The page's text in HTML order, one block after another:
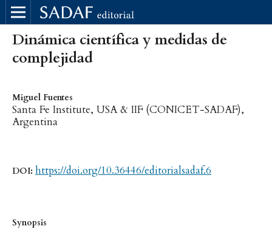
Dinámica científica y medidas de
complejidad
Miguel Fuentes
Santa Fe Institute, USA & IIF (CONICET-SADAF),
Argentina
DOI: https://doi.org/10.36446/editorialsadaf.6
Synopsis